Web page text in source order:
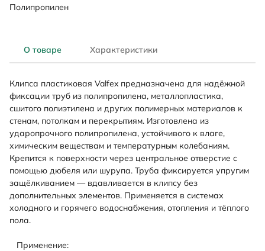
Полипропилен
О товаре Характеристики
Клипса пластиковая Valfex предназначена для надёжной
фиксации труб из полипропилена, металлопластика,
сшитого полиэтилена и других полимерных материалов к
стенам, потолкам и перекрытиям. Изготовлена из
ударопрочного полипропилена, устойчивого к влаге,
химическим веществам и температурным колебаниям.
Крепится к поверхности через центральное отверстие с
помощью дюбеля или шурупа. Труба фиксируется упругим
защёлкиванием — вдавливается в клипсу без
дополнительных элементов. Применяется в системах
холодного и горячего водоснабжения, отопления и тёплого
пола.
Применение: